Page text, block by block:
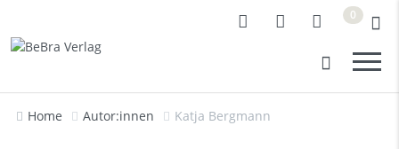
0
Home Autor:innen Katja Bergmann